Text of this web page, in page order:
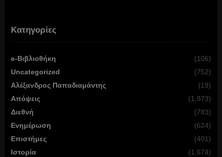
Κατηγορίες
e-Βιβλιοθήκη
(106)
Uncategorized
(752)
Αλέξανδρος Παπαδιαμάντης
(19)
Απόψεις
(1,973)
Διεθνή
(783)
Ενημέρωση
(624)
Επιστήμες
(401)
Ιστορία
(1,674)